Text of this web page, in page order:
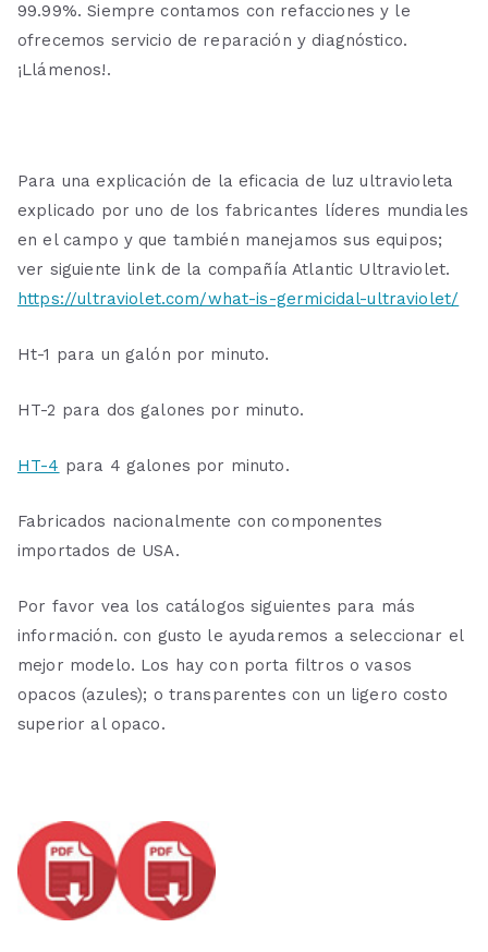
99.99%. Siempre contamos con refacciones y le
ofrecemos servicio de reparación y diagnóstico.
¡Llámenos!.
Para una explicación de la eficacia de luz ultravioleta
explicado por uno de los fabricantes líderes mundiales
en el campo y que también manejamos sus equipos;
ver siguiente link de la compañía Atlantic Ultraviolet.
https://ultraviolet.com/what-is-germicidal-ultraviolet/
Ht-1 para un galón por minuto.
HT-2 para dos galones por minuto.
HT-4 para 4 galones por minuto.
Fabricados nacionalmente con componentes
importados de USA.
Por favor vea los catálogos siguientes para más
información. con gusto le ayudaremos a seleccionar el
mejor modelo. Los hay con porta filtros o vasos
opacos (azules); o transparentes con un ligero costo
superior al opaco.